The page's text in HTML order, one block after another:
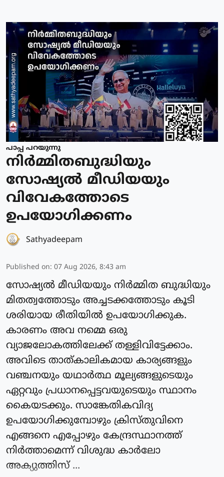
പാപ്പ പറയുന്നു
നിര്‍മ്മിതബുദ്ധിയും
സോഷ്യല്‍ മീഡിയയും
വിവേകത്തോടെ
ഉപയോഗിക്കണം
Sathyadeepam
Published on: 07 Aug 2026, 8:43 am
സോഷ്യല്‍ മീഡിയയും നിര്‍മ്മിത ബുദ്ധിയും
മിതത്വത്തോടും അച്ചടക്കത്തോടും കൂടി
ശരിയായ രീതിയില്‍ ഉപയോഗിക്കുക.
കാരണം അവ നമ്മെ ഒരു
വ്യാജലോകത്തിലേക്ക് തള്ളിവിട്ടേക്കാം.
അവിടെ താത്കാലികമായ കാര്യങ്ങളും
വഞ്ചനയും യഥാര്‍ത്ഥ മൂല്യങ്ങളുടെയും
ഏറ്റവും പ്രധാനപ്പെട്ടവയുടെയും സ്ഥാനം
കൈയടക്കും. സാങ്കേതികവിദ്യ
ഉപയോഗിക്കുമ്പോഴും ക്രിസ്തുവിനെ
എങ്ങനെ എപ്പോഴും കേന്ദ്രസ്ഥാനത്ത്
നിര്‍ത്താമെന്ന് വിശുദ്ധ കാര്‍ലോ
അക്യുത്തിസ് ...